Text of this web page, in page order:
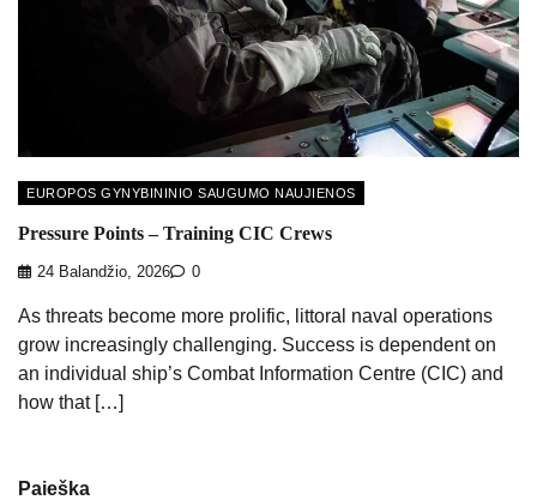
EUROPOS GYNYBININIO SAUGUMO NAUJIENOS
Pressure Points – Training CIC Crews
24 Balandžio, 2026 0
As threats become more prolific, littoral naval operations
grow increasingly challenging. Success is dependent on
an individual ship’s Combat Information Centre (CIC) and
how that […]
Paieška